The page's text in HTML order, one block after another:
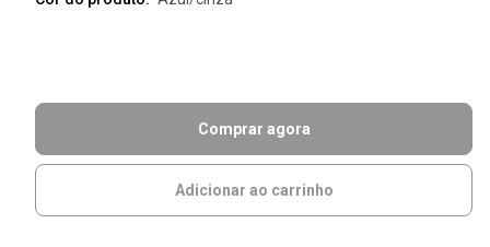
Comprar agora
Adicionar ao carrinho